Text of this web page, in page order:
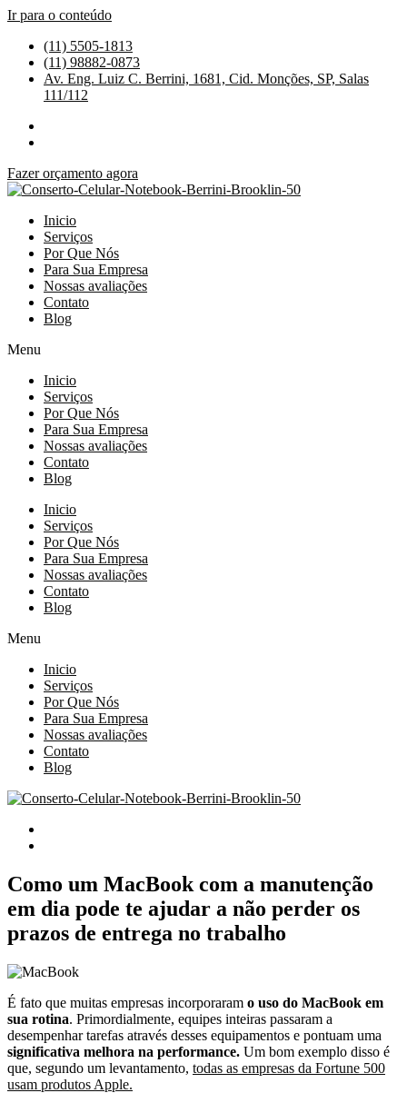
Ir para o conteúdo
(11) 5505-1813
(11) 98882-0873
Av. Eng. Luiz C. Berrini, 1681, Cid. Monções, SP, Salas
111/112
Fazer orçamento agora
Inicio
Serviços
Por Que Nós
Para Sua Empresa
Nossas avaliações
Contato
Blog
Menu
Inicio
Serviços
Por Que Nós
Para Sua Empresa
Nossas avaliações
Contato
Blog
Inicio
Serviços
Por Que Nós
Para Sua Empresa
Nossas avaliações
Contato
Blog
Menu
Inicio
Serviços
Por Que Nós
Para Sua Empresa
Nossas avaliações
Contato
Blog
Como um MacBook com a manutenção
em dia pode te ajudar a não perder os
prazos de entrega no trabalho
É fato que muitas empresas incorporaram o uso do MacBook em
sua rotina. Primordialmente, equipes inteiras passaram a
desempenhar tarefas através desses equipamentos e pontuam uma
significativa melhora na performance. Um bom exemplo disso é
que, segundo um levantamento, todas as empresas da Fortune 500
usam produtos Apple.